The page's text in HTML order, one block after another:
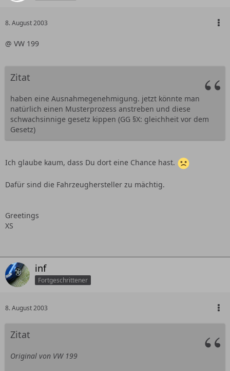
8. August 2003
@ VW 199
Zitat
haben eine Ausnahmegenehmigung. jetzt könnte man
natürlich einen Musterprozess anstreben und diese
schwachsinnige gesetz kippen (GG §X: gleichheit vor dem
Gesetz)
Ich glaube kaum, dass Du dort eine Chance hast.
Dafür sind die Fahrzeughersteller zu mächtig.
Greetings
XS
inf
Fortgeschrittener
8. August 2003
Zitat
Original von VW 199